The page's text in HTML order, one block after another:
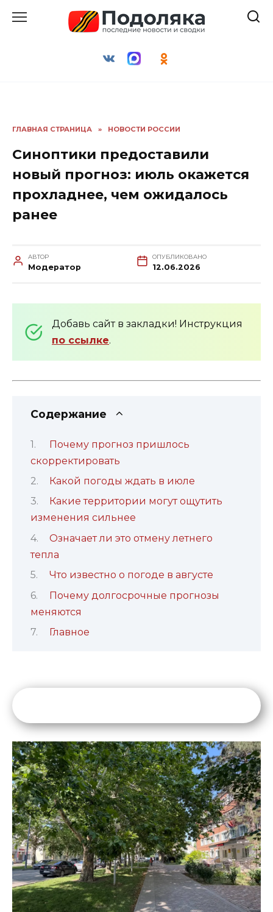
ГЛАВНАЯ СТРАНИЦА » НОВОСТИ РОССИИ
Синоптики предоставили
новый прогноз: июль окажется
прохладнее, чем ожидалось
ранее
АВТОР
Модератор
ОПУБЛИКОВАНО
12.06.2026
Добавь сайт в закладки! Инструкция
по ссылке.
Содержание
Почему прогноз пришлось
скорректировать
Какой погоды ждать в июле
Какие территории могут ощутить
изменения сильнее
Означает ли это отмену летнего
тепла
Что известно о погоде в августе
Почему долгосрочные прогнозы
меняются
Главное